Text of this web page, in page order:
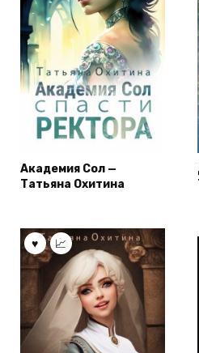
Академия Сол —
Татьяна Охитина